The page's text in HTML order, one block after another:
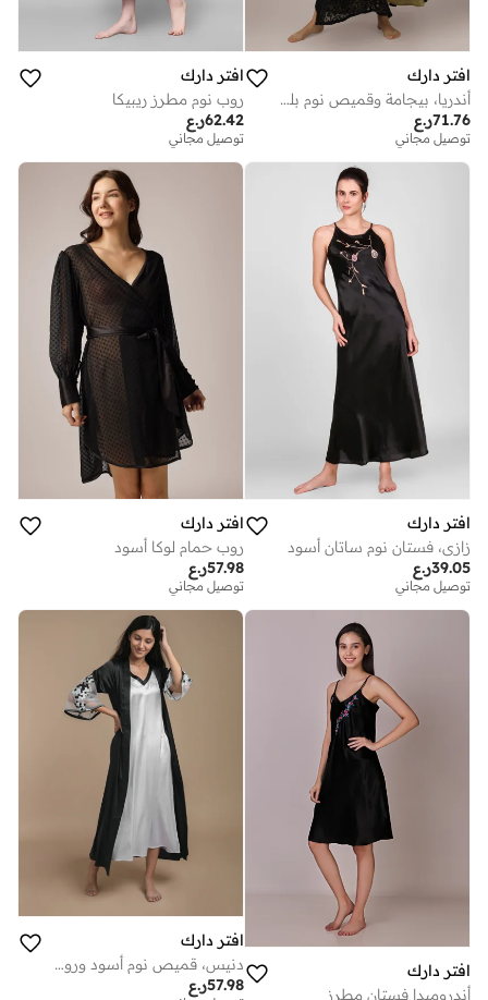
افتر دارك
أندريا، بيجامة وقميص نوم بلون الزيتون الأسود
ر.ع71.76
توصيل مجاني
افتر دارك
روب نوم مطرز ريبيكا
ر.ع62.42
توصيل مجاني
افتر دارك
زازي، فستان نوم ساتان أسود
ر.ع39.05
توصيل مجاني
افتر دارك
روب حمام لوكا أسود
ر.ع57.98
توصيل مجاني
افتر دارك
أندروميدا فستان مطرز
افتر دارك
دنيس، قميص نوم أسود وروب
ر.ع57.98